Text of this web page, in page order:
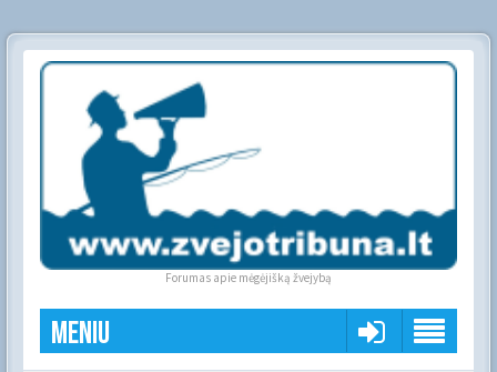
Forumas apie mėgėjišką žvejybą
Meniu